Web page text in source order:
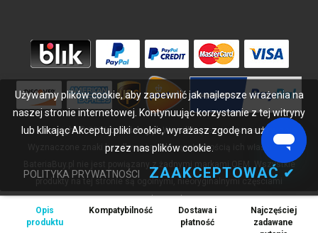
Opis
produktu
Kompatybilność
Dostawa i
płatność
Najczęściej
zadawane
Copyright ©2026 bateriabuy.pl. Wszelkie prawa zastrzeżone.
Wyznaczone znaki handlowe i marki są własnością ich właścicieli.
BateriaBuy.pl nie jest powiązany z żadnymi markami OEM. Wszystkie
produkty na tej stronie są ogólnymi, nieoryginalnymi częściami
zamiennymi.
Wymienione nazwy marek i oznaczenia modeli mają jedynie na celu
Używamy plików cookie, aby zapewnić jak najlepsze wrażenia na
naszej stronie internetowej. Kontynuując korzystanie z tej witryny
lub klikając Akceptuj pliki cookie, wyrażasz zgodę na używanie
przez nas plików cookie.
POLITYKA PRYWATNOŚCI ZAAKCEPTOWAĆ ✔